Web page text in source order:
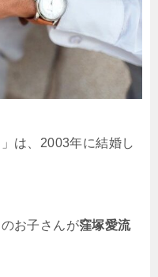
は、2003年に結婚し
お子さんが窪塚愛流